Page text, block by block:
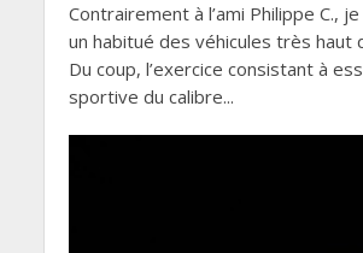
Contrairement à l’ami Philippe C.,
un habitué des véhicules très haut
Du coup, l’exercice consistant à
sportive du calibre...